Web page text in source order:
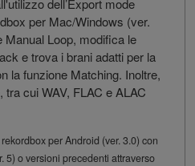
per Mac/Windows (ver.
Loop, modifica le
e trova i brani adatti per la
la funzione Matching. Inoltre,
tra cui WAV, FLAC e ALAC
per Android (ver. 3.0) con
5) o versioni precedenti attraverso